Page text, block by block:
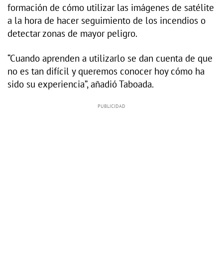
formación de cómo utilizar las imágenes de satélite
a la hora de hacer seguimiento de los incendios o
detectar zonas de mayor peligro.
“Cuando aprenden a utilizarlo se dan cuenta de que
no es tan difícil y queremos conocer hoy cómo ha
sido su experiencia”, añadió Taboada.